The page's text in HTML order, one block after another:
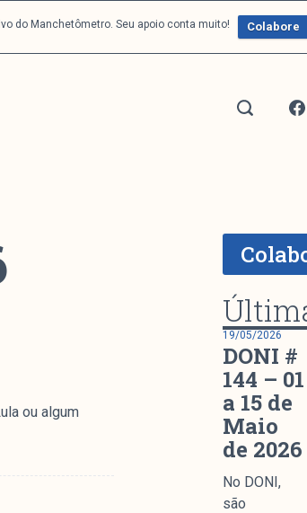
do Manchetômetro. Seu apoio conta muito! Colabore
ou algum
19/05/2026
DONI #
144 – 01
a 15 de
Maio
de 2026
No DONI,
são